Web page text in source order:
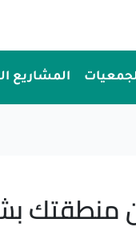
المشاريع
منطقتك